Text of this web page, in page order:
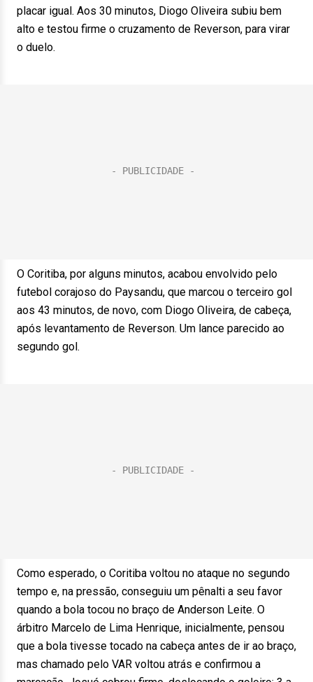
placar igual. Aos 30 minutos, Diogo Oliveira subiu bem
alto e testou firme o cruzamento de Reverson, para virar
o duelo.
O Coritiba, por alguns minutos, acabou envolvido pelo
futebol corajoso do Paysandu, que marcou o terceiro gol
aos 43 minutos, de novo, com Diogo Oliveira, de cabeça,
após levantamento de Reverson. Um lance parecido ao
segundo gol.
Como esperado, o Coritiba voltou no ataque no segundo
tempo e, na pressão, conseguiu um pênalti a seu favor
quando a bola tocou no braço de Anderson Leite. O
árbitro Marcelo de Lima Henrique, inicialmente, pensou
que a bola tivesse tocado na cabeça antes de ir ao braço,
mas chamado pelo VAR voltou atrás e confirmou a